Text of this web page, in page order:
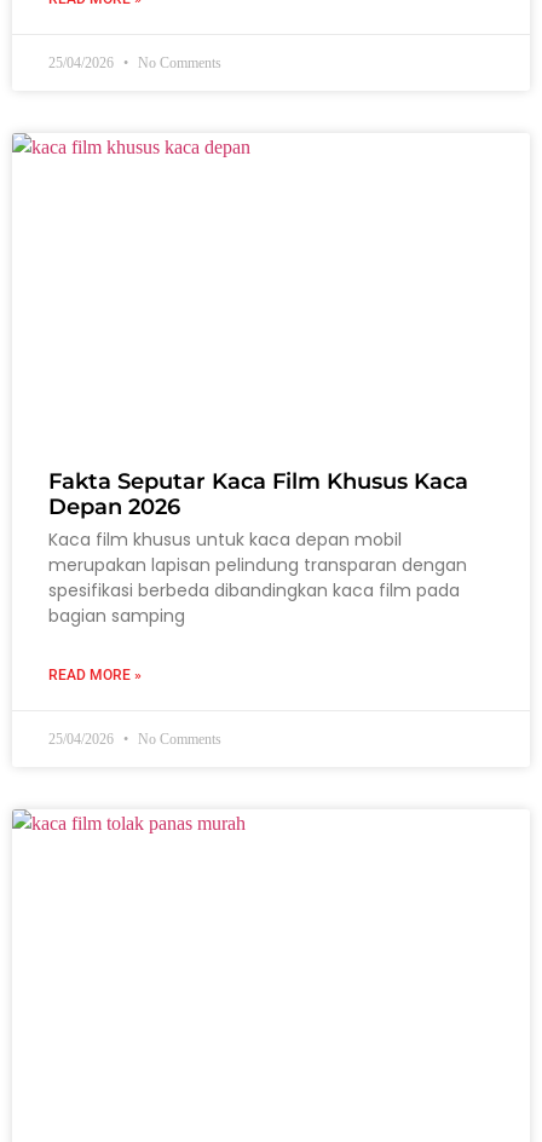
25/04/2026 No Comments
Fakta Seputar Kaca Film Khusus Kaca
Depan 2026
Kaca film khusus untuk kaca depan mobil
merupakan lapisan pelindung transparan dengan
spesifikasi berbeda dibandingkan kaca film pada
bagian samping
READ MORE »
25/04/2026 No Comments